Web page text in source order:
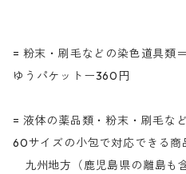
= 粉末・刷毛などの染色道具類＝
ゆうパケットー360円
= 液体の薬品類・粉末・刷毛な
60サイズの小包で対応できる商
九州地方（鹿児島県の離島も